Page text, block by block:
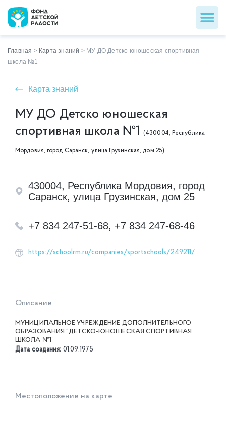
Главная > Карта знаний > МУ ДО Детско юношеская спортивная
школа №1
Карта знаний
МУ ДО Детско юношеская
спортивная школа №1(430004, Республика
Мордовия, город Саранск, улица Грузинская, дом 25)
430004, Республика Мордовия, город
Саранск, улица Грузинская, дом 25
+7 834 247-51-68, +7 834 247-68-46
https://schoolrm.ru/companies/sportschools/249211/
Описание
МУНИЦИПАЛЬНОЕ УЧРЕЖДЕНИЕ ДОПОЛНИТЕЛЬНОГО
ОБРАЗОВАНИЯ “ДЕТСКО-ЮНОШЕСКАЯ СПОРТИВНАЯ
ШКОЛА №1”
Дата создания: 01.09.1975
Местоположение на карте